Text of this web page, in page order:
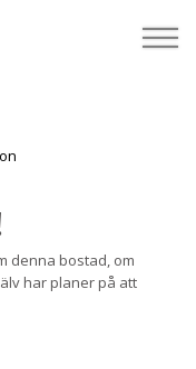
denna bostad, om
har planer på att